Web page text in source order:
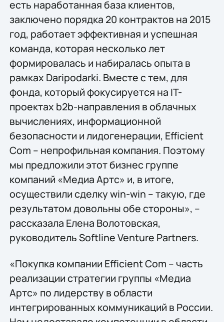
есть наработанная база клиентов,
заключено порядка 20 контрактов на 2015
год, работает эффективная и успешная
команда, которая несколько лет
формировалась и набиралась опыта в
рамках Daripodarki. Вместе с тем, для
фонда, который фокусируется на IT-
проектах b2b-направления в облачных
вычислениях, информационной
безопасности и лидогенерации, Efficient
Сom – непрофильная компания. Поэтому
мы предложили этот бизнес группе
компаний «Медиа Артс» и, в итоге,
осуществили сделку win-win – такую, где
результатом довольны обе стороны», –
рассказала Елена Волотовская,
руководитель Softline Venture Partners.
«Покупка компании Efficient Com – часть
реализации стратегии группы «Медиа
Артс» по лидерству в области
интегрированных коммуникаций в России.